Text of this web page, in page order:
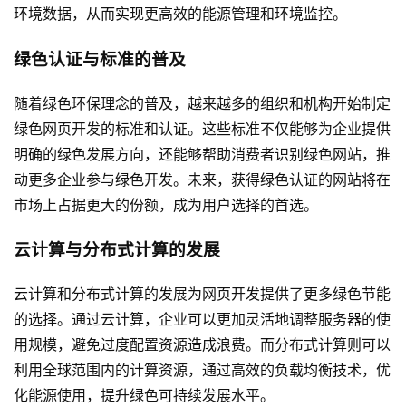
环境数据，从而实现更高效的能源管理和环境监控。
绿色认证与标准的普及
随着绿色环保理念的普及，越来越多的组织和机构开始制定
绿色网页开发的标准和认证。这些标准不仅能够为企业提供
明确的绿色发展方向，还能够帮助消费者识别绿色网站，推
动更多企业参与绿色开发。未来，获得绿色认证的网站将在
市场上占据更大的份额，成为用户选择的首选。
云计算与分布式计算的发展
云计算和分布式计算的发展为网页开发提供了更多绿色节能
的选择。通过云计算，企业可以更加灵活地调整服务器的使
用规模，避免过度配置资源造成浪费。而分布式计算则可以
利用全球范围内的计算资源，通过高效的负载均衡技术，优
化能源使用，提升绿色可持续发展水平。